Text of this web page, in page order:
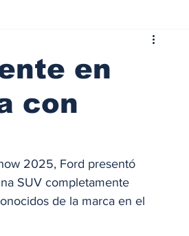
en
con
2025, Ford presentó
SUV completamente
de la marca en el